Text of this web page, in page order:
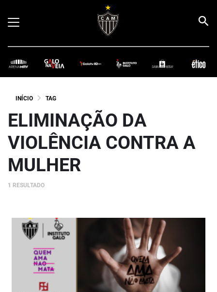
INÍCIO TAG
ELIMINAÇÃO DA
VIOLÊNCIA CONTRA A
MULHER
1 RESULTADO